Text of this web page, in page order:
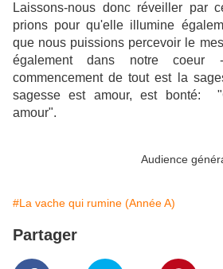
Laissons-nous donc réveiller par
prions pour qu'elle illumine
que nous puissions percevoir le
également dans notre
commencement de tout est la
sagesse est amour, est bonté:
amour".
Audience
#La vache qui rumine (Année A)
Partager